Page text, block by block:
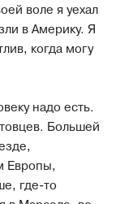
воле я уехал
в Америку. Я
когда могу
надо есть.
Большей
Европы,
где-то